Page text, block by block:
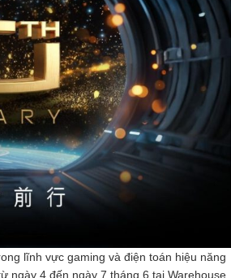
lĩnh vực gaming và điện toán hiệu năng
ngày 4 đến ngày 7 tháng 6 tại Warehouse